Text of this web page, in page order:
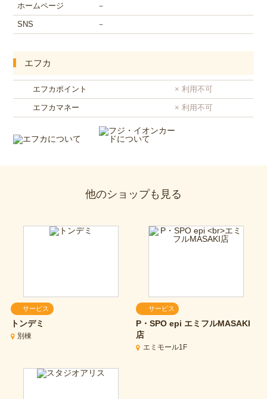
ホームページ －
SNS －
エフカ
エフカポイント × 利用不可
エフカマネー × 利用不可
他のショップも見る
サービス
トンデミ
別棟
サービス
P・SPO epi エミフルMASAKI
店
エミモール1F